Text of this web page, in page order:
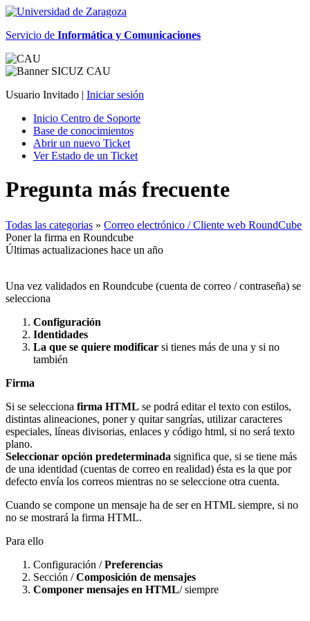
Servicio de Informática y Comunicaciones
Usuario Invitado | Iniciar sesión
Inicio Centro de Soporte
Base de conocimientos
Abrir un nuevo Ticket
Ver Estado de un Ticket
Pregunta más frecuente
Todas las categorias » Correo electrónico / Cliente web RoundCube
Poner la firma en Roundcube
Últimas actualizaciones hace un año
Una vez validados en Roundcube (cuenta de correo / contraseña) se
selecciona
Configuración
Identidades
La que se quiere modificar si tienes más de una y si no
también
Firma
Si se selecciona firma HTML se podrá editar el texto con estilos,
distintas alineaciones, poner y quitar sangrías, utilizar caracteres
especiales, líneas divisorias, enlaces y código html, si no será texto
plano.
Seleccionar opción predeterminada significa que, si se tiene más
de una identidad (cuentas de correo en realidad) ésta es la que por
defecto envía los correos mientras no se seleccione otra cuenta.
Cuando se compone un mensaje ha de ser en HTML siempre, si no
no se mostrará la firma HTML.
Para ello
Configuración /Preferencias
Sección /Composición de mensajes
Componer mensajes en HTML/ siempre